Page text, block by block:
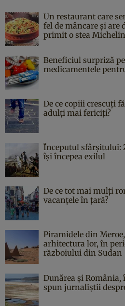
Un restaurant care
fel de mâncare și are
primit o stea Michelin
Beneficiul surpriză
medicamentele
De ce copiii crescuți
adulți mai fericiți?
Începutul sfârşitului:
îşi începea exilul
De ce tot mai mulți
vacanțele în țară?
Piramidele din
arhitectura lor, în
războiului din Sudan
Dunărea și România,
spun jurnaliștii